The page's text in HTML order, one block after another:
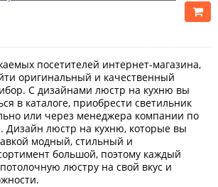
посетителей интернет-магазина,
оригинальный и качественный
С дизайнами люстр на кухню вы
в каталоге, приобрести светильник
или через менеджера компании по
Дизайн люстр на кухню, которые вы
модный, стильный и
большой, поэтому каждый
люстру на свой вкус и